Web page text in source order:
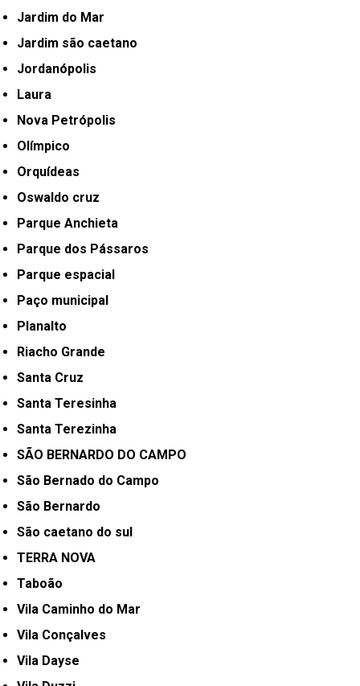
Jardim do Mar
Jardim são caetano
Jordanópolis
Laura
Nova Petrópolis
Olímpico
Orquídeas
Oswaldo cruz
Parque Anchieta
Parque dos Pássaros
Parque espacial
Paço municipal
Planalto
Riacho Grande
Santa Cruz
Santa Teresinha
Santa Terezinha
SÃO BERNARDO DO CAMPO
São Bernado do Campo
São Bernardo
São caetano do sul
TERRA NOVA
Taboão
Vila Caminho do Mar
Vila Conçalves
Vila Dayse